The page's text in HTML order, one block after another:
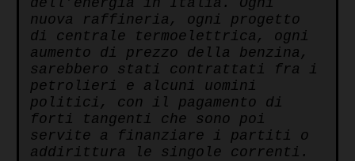
nuova raffineria, ogni progetto
di centrale termoelettrica, ogni
aumento di prezzo della benzina,
sarebbero stati contrattati fra i
petrolieri e alcuni uomini
politici, con il pagamento di
forti tangenti che sono poi
servite a finanziare i partiti o
addirittura le singole correnti.